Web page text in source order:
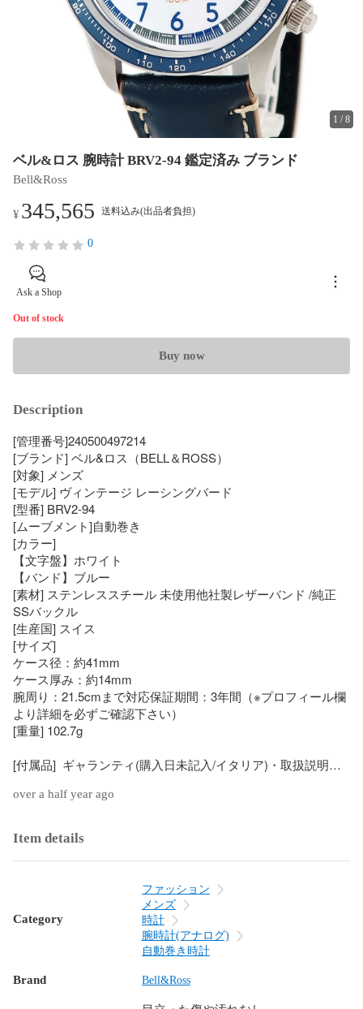
1 /8
ベル&ロス 腕時計 BRV2-94 鑑定済み ブランド
Bell&Ross
¥345,565 送料込み(出品者負担)
0
Ask a Shop
Out of stock
Buy now
Description
[管理番号]240500497214
[ブランド] ベル&ロス（BELL＆ROSS）
[対象] メンズ
[モデル] ヴィンテージ レーシングバード
[型番] BRV2-94
[ムーブメント]自動巻き
[カラー]
【文字盤】ホワイト
【バンド】ブルー
[素材] ステンレススチール 未使用他社製レザーバンド /純正
SSバックル
[生産国] スイス
[サイズ]
ケース径：約41mm
ケース厚み：約14mm
腕周り：21.5cmまで対応保証期間：3年間（※プロフィール欄
より詳細を必ずご確認下さい）
[重量] 102.7g
[付属品]  ギャランティ(購入日未記入/イタリア)・取扱説明
※記載している物以外の付属品は御座いません。
[状態]
コンディション詳細
中古美品中古A品（バンドS）
（細かなスレ、ベゼル縁に点キズ、ラグ1時方向/ケースサイ
ド/バックルに線スレなどは御座いますが、大きなダメージは
無く状態の良い綺麗なお品物です。）
限定
over a half year ago
Item details
Category
ファッション
メンズ
時計
腕時計(アナログ)
自動巻き時計
Brand Bell&Ross